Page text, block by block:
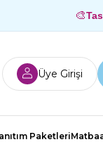
🎨
Üye Girişi
Paketleri